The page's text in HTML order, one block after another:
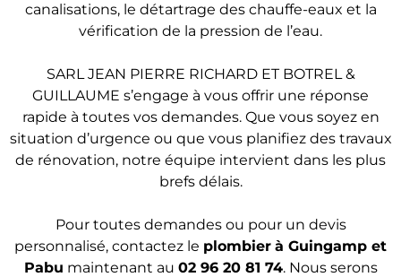
canalisations, le détartrage des chauffe-eaux et la
vérification de la pression de l’eau.
SARL JEAN PIERRE RICHARD ET BOTREL &
GUILLAUME s’engage à vous offrir une réponse
rapide à toutes vos demandes. Que vous soyez en
situation d’urgence ou que vous planifiez des travaux
de rénovation, notre équipe intervient dans les plus
brefs délais.
Pour toutes demandes ou pour un devis
personnalisé, contactez le plombier à Guingamp et
Pabu maintenant au 02 96 20 81 74. Nous serons